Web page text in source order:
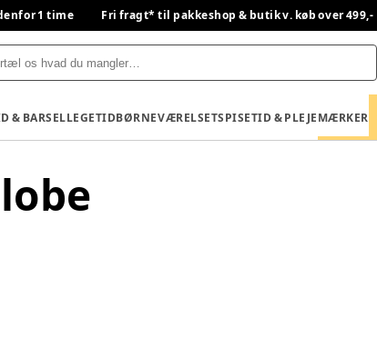
1 time Fri fragt* til pakkeshop & butik v. køb over 499,-
& BARSELLEGETIDBØRNEVÆRELSETSPISETID & PLEJEMÆRKER